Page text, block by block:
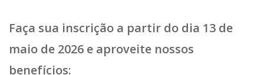
Faça sua inscrição a partir do dia 13 de
maio de 2026 e aproveite nossos
benefícios: